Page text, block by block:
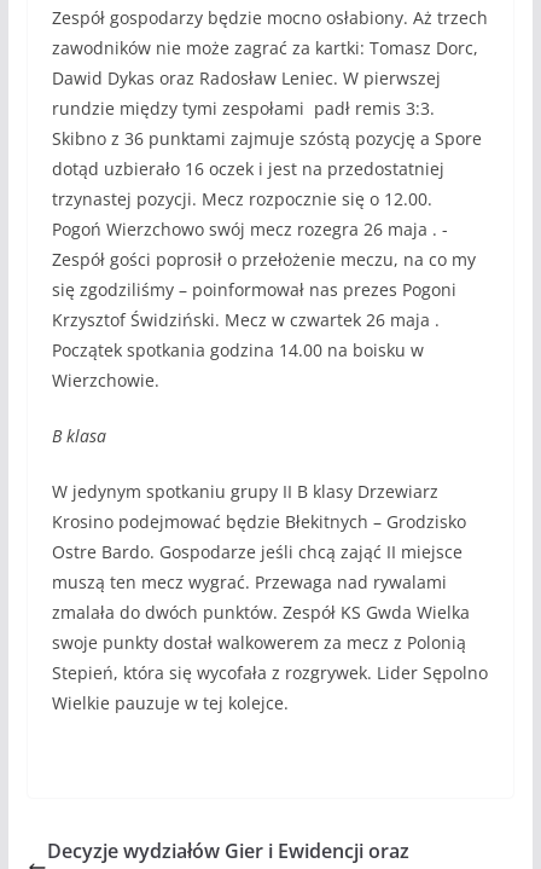
Zespół gospodarzy będzie mocno osłabiony. Aż trzech
zawodników nie może zagrać za kartki: Tomasz Dorc,
Dawid Dykas oraz Radosław Leniec. W pierwszej
rundzie między tymi zespołami padł remis 3:3.
Skibno z 36 punktami zajmuje szóstą pozycję a Spore
dotąd uzbierało 16 oczek i jest na przedostatniej
trzynastej pozycji. Mecz rozpocznie się o 12.00.
Pogoń Wierzchowo swój mecz rozegra 26 maja . -
Zespół gości poprosił o przełożenie meczu, na co my
się zgodziliśmy – poinformował nas prezes Pogoni
Krzysztof Świdziński. Mecz w czwartek 26 maja .
Początek spotkania godzina 14.00 na boisku w
Wierzchowie.
B klasa
W jedynym spotkaniu grupy II B klasy Drzewiarz
Krosino podejmować będzie Błekitnych – Grodzisko
Ostre Bardo. Gospodarze jeśli chcą zająć II miejsce
muszą ten mecz wygrać. Przewaga nad rywalami
zmalała do dwóch punktów. Zespół KS Gwda Wielka
swoje punkty dostał walkowerem za mecz z Polonią
Stepień, która się wycofała z rozgrywek. Lider Sępolno
Wielkie pauzuje w tej kolejce.
Decyzje wydziałów Gier i Ewidencji oraz